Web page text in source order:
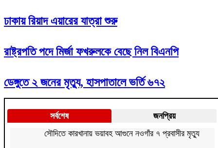
ঢাকায় রিয়াদ এয়ারের যাত্রা শুরু
রাষ্ট্রপতি পদে মির্জা ফখরুলকে বেছে নিল বিএনপি
ডেঙ্গুতে ২ জনের মৃত্যু, হাসপাতালে ভর্তি ৬৭২
সর্বশেষ
জনপ্রিয়
সৌদিতে কারখানায় ভয়াবহ আগুনে নওগাঁর ৭ প্রবাসীর মৃত্যু